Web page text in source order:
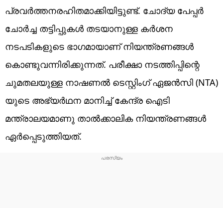
പ്രവർത്തനരഹിതമാക്കിയിട്ടുണ്ട്. ചോദ്യ പേപ്പർ
ചോര്‍ച്ച തട്ടിപ്പുകൾ തടയാനുള്ള കർശന
നടപടികളുടെ ഭാഗമായാണ് നിയന്ത്രണങ്ങൾ
കൊണ്ടുവന്നിരിക്കുന്നത്. പരീക്ഷാ നടത്തിപ്പിന്റെ
ചുമതലയുള്ള നാഷണൽ ടെസ്റ്റിംഗ് ഏജൻസി (NTA)
യുടെ അഭ്യർഥന മാനിച്ച് കേന്ദ്ര ഐടി
മന്ത്രാലയമാണു താൽക്കാലിക നിയന്ത്രണങ്ങൾ
ഏർപ്പെടുത്തിയത്.